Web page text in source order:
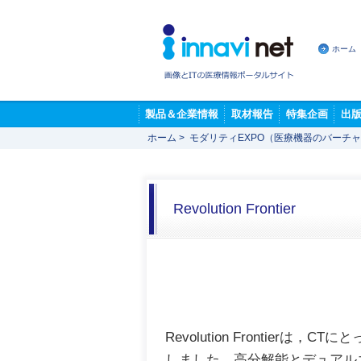
ホーム
製品＆企業情報 取材報告 特集企画 出
ホーム > モダリティEXPO（医療機器のバーチ
Revolution Frontier
Revolution Frontierは，CTに